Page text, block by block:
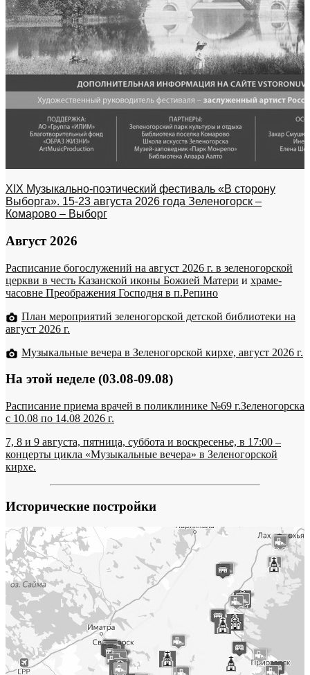
XIX Музыкально-поэтический фестиваль «В сторону
Выборга». 15-23 августа 2026 года Зеленогорск –
Комарово – Выборг
Август 2026
Расписание богослужений на август 2026 г. в зеленогорской
церкви в честь Казанской иконы Божией Матери и храме-
часовне Преображения Господня в п.Репино
План мероприятий зеленогорской детской библиотеки на
август 2026 г.
Музыкальные вечера в Зеленогорской кирхе, август 2026 г.
На этой неделе (03.08-09.08)
Расписание приема врачей в поликлинике №69 г.Зеленогорска
c 10.08 по 14.08 2026 г.
7, 8 и 9 августа, пятница, суббота и воскресенье, в 17:00 –
концерты цикла «Музыкальные вечера» в Зеленогорской
кирхе.
Исторические постройки